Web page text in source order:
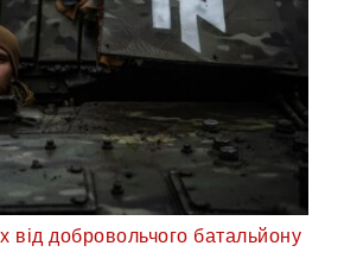
від добровольчого батальйону